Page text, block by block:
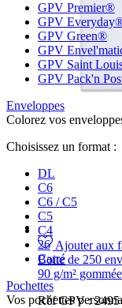
GPV Premier®
GPV
GPV Green®
GPV
GPV Saint
GPV Pack'n
Enveloppes
Colorez vos
Choisissez un format :
DL
C6
C6 / C5
C5
C4
26
Carré
Pochettes
Vos pochettes
Ajouter aux
Boite de 250
90 g/m²
Réf GPV :2495